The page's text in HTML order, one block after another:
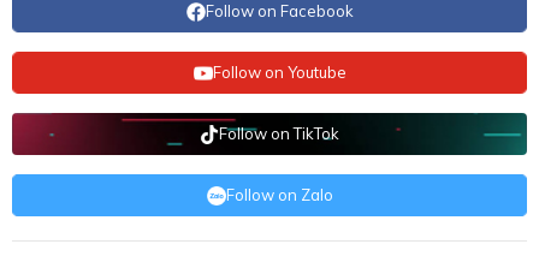
Follow on Facebook
Follow on Youtube
Follow on TikTok
Follow on Zalo